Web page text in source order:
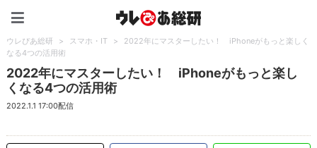
ウレぴあ総研 > スマホ・IT >
2022年にマスターしたい！ iPhoneがもっと楽しく
なる4つの活用術
2022年にマスターしたい！ iPhoneがもっと楽し
くなる4つの活用術
2022.1.1 17:00配信